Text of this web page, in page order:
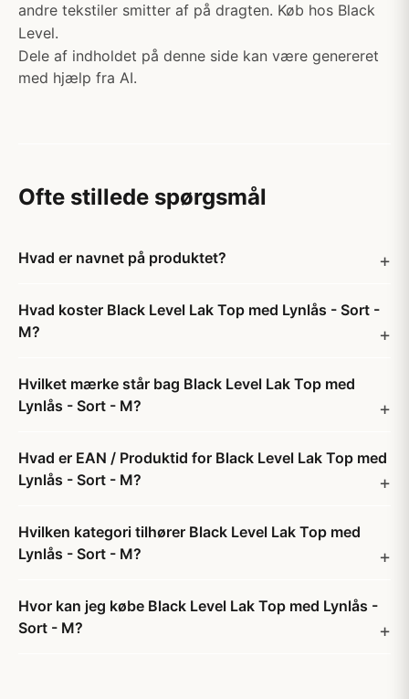
andre tekstiler smitter af på dragten. Køb hos Black
Level.
Dele af indholdet på denne side kan være genereret
med hjælp fra AI.
Ofte stillede spørgsmål
Hvad er navnet på produktet?
Hvad koster Black Level Lak Top med Lynlås - Sort -
M?
Hvilket mærke står bag Black Level Lak Top med
Lynlås - Sort - M?
Hvad er EAN / Produktid for Black Level Lak Top med
Lynlås - Sort - M?
Hvilken kategori tilhører Black Level Lak Top med
Lynlås - Sort - M?
Hvor kan jeg købe Black Level Lak Top med Lynlås -
Sort - M?